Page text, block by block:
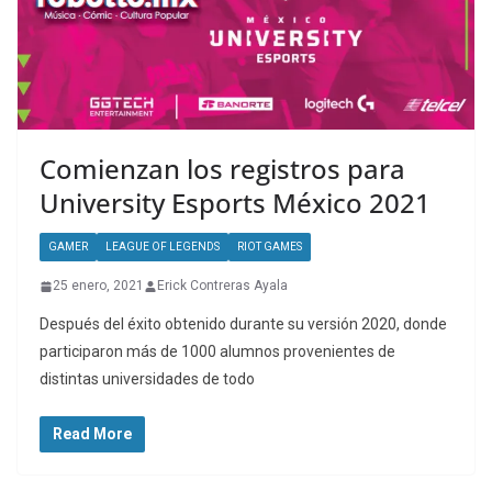
Comienzan los registros para
University Esports México 2021
GAMER LEAGUE OF LEGENDS RIOT GAMES
25 enero, 2021 Erick Contreras Ayala
Después del éxito obtenido durante su versión 2020, donde
participaron más de 1000 alumnos provenientes de
distintas universidades de todo
Read More